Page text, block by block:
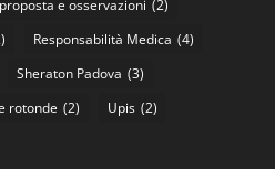
proposta e osservazioni (2)
Responsabilità Medica (4)
Sheraton Padova (3)
rotonde (2) Upis (2)